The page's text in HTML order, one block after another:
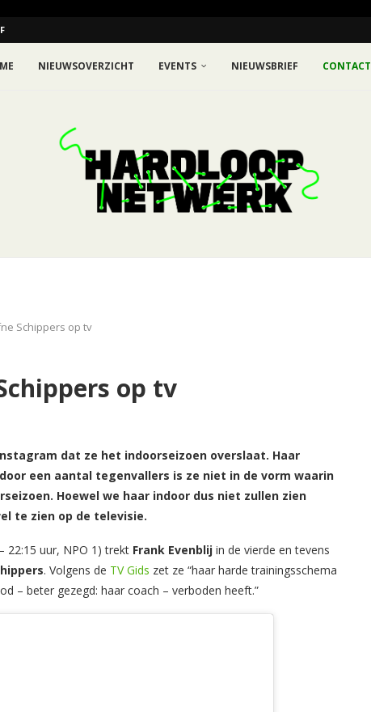
NIEUWSOVERZICHT EVENTS NIEUWSBRIEF CONTACT
Schippers op tv
op tv
dat ze het indoorseizoen overslaat. Haar
een aantal tegenvallers is ze niet in de vorm waarin
Hoewel we haar indoor dus niet zullen zien
te zien op de televisie.
22:15 uur, NPO 1) trekt Frank Evenblij in de vierde en tevens
. Volgens de TV Gids zet ze “haar harde trainingsschema
– beter gezegd: haar coach – verboden heeft.”